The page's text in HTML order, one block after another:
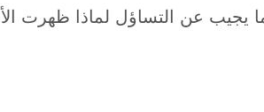
يجيب عن التساؤل لماذا ظهرت